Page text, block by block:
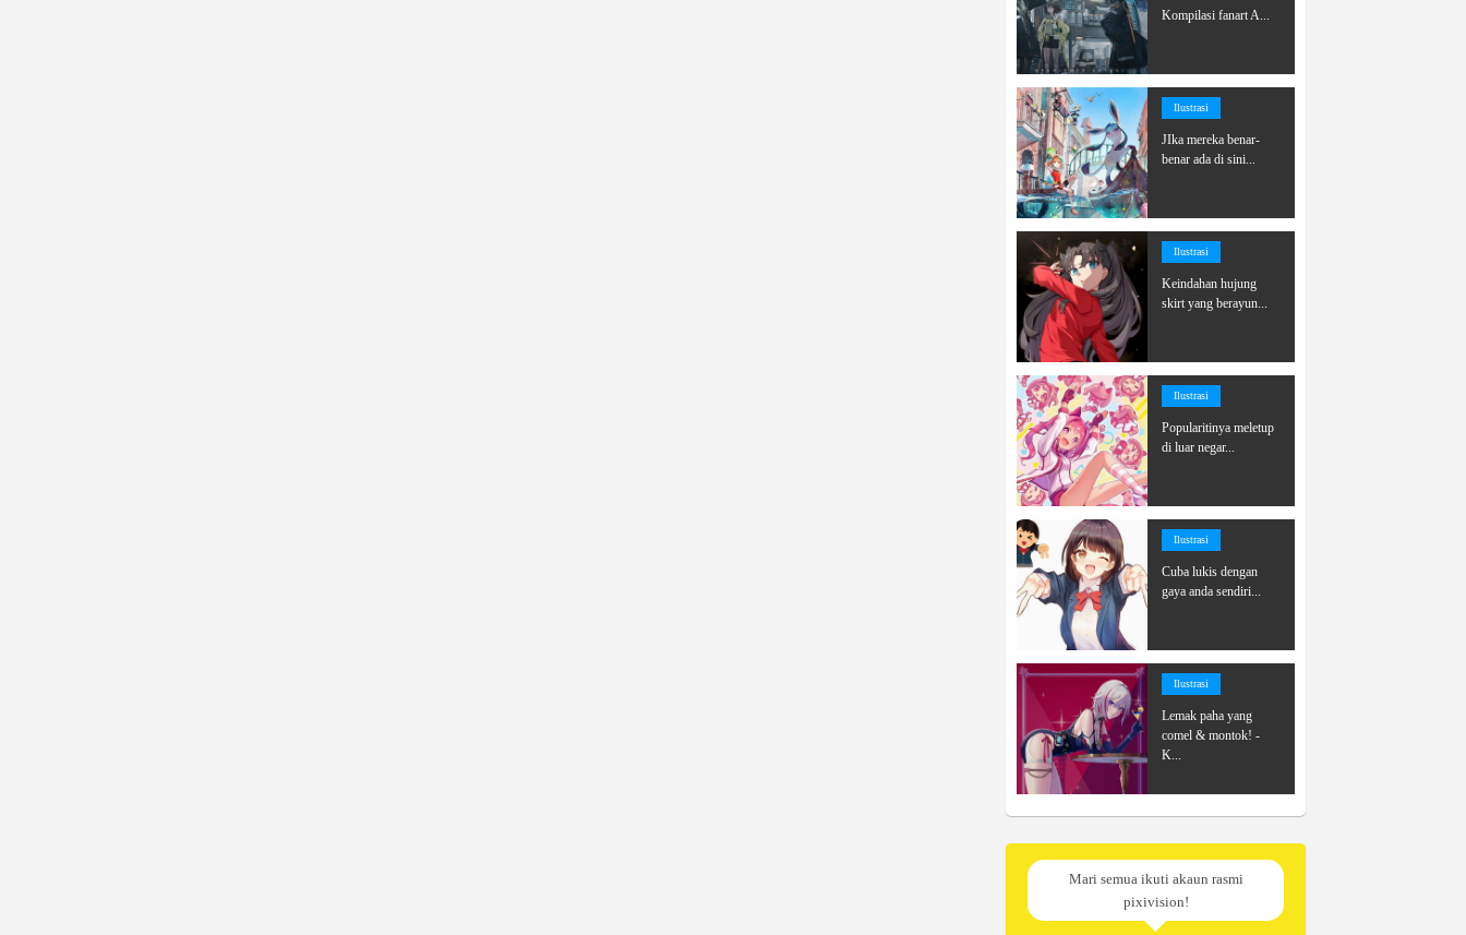
Kompilasi fanart A...
Ilustrasi
JIka mereka benar-
benar ada di sini...
Ilustrasi
Keindahan hujung
skirt yang berayun...
Ilustrasi
Popularitinya meletup
di luar negar...
Ilustrasi
Cuba lukis dengan
gaya anda sendiri...
Ilustrasi
Lemak paha yang
comel & montok! -
K...
Mari semua ikuti akaun rasmi
pixivision!